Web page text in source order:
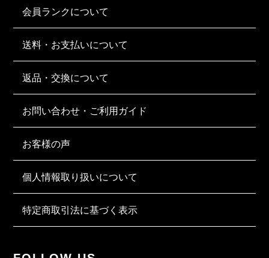
会員ランクについて
送料・お支払いについて
返品・交換について
お問い合わせ・ご利用ガイド
お客様の声
個人情報取り扱いについて
特定商取引法に基づく表示